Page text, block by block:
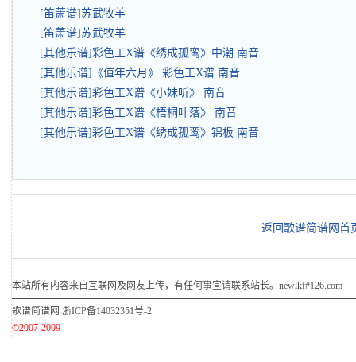
[笛萧谱]苏武牧羊
[笛萧谱]苏武牧羊
[其他乐谱]彩色工X谱《绣成孤鸾》中潮 南音
[其他乐谱]《值年六月》 彩色工X谱 南音
[其他乐谱]彩色工X谱《小妹听》 南音
[其他乐谱]彩色工X谱《梧桐叶落》 南音
[其他乐谱]彩色工X谱《绣成孤鸾》锦板 南音
返回歌谱简谱网首
本站所有内容来自互联网及网友上传，有任何事宜请联系站长。newlkf#126.com
歌谱简谱网 浙ICP备14032351号-2
©2007-2009